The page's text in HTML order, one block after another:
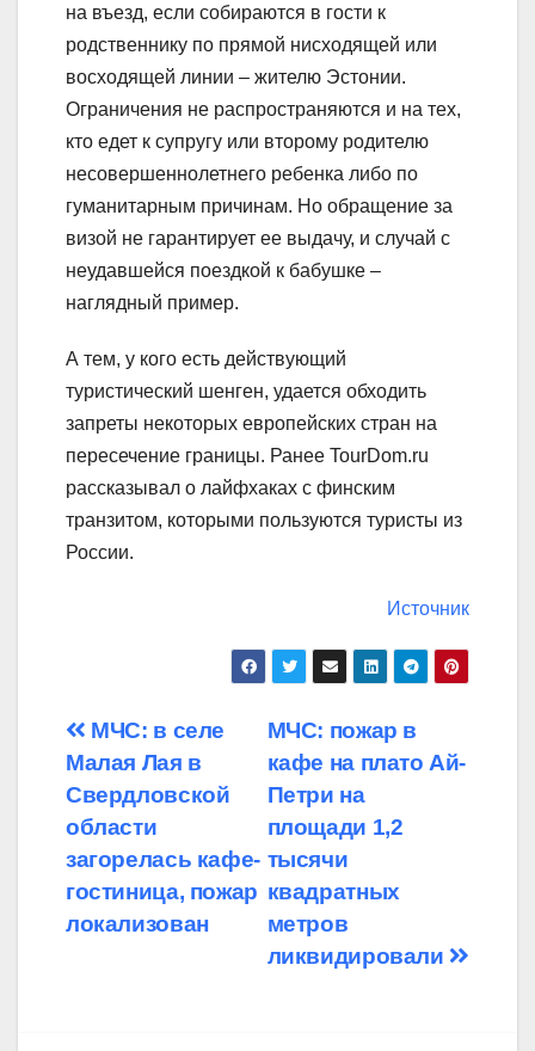
на въезд, если собираются в гости к
родственнику по прямой нисходящей или
восходящей линии – жителю Эстонии.
Ограничения не распространяются и на тех,
кто едет к супругу или второму родителю
несовершеннолетнего ребенка либо по
гуманитарным причинам. Но обращение за
визой не гарантирует ее выдачу, и случай с
неудавшейся поездкой к бабушке –
наглядный пример.
А тем, у кого есть действующий
туристический шенген, удается обходить
запреты некоторых европейских стран на
пересечение границы. Ранее TourDom.ru
рассказывал о лайфхаках с финским
транзитом, которыми пользуются туристы из
России.
Источник
Навигация
по
записям
МЧС: пожар в
кафе на плато Ай-
Петри на
площади 1,2
тысячи
квадратных
метров
ликвидировали
МЧС: в селе
Малая Лая в
Свердловской
области
загорелась кафе-
гостиница, пожар
локализован